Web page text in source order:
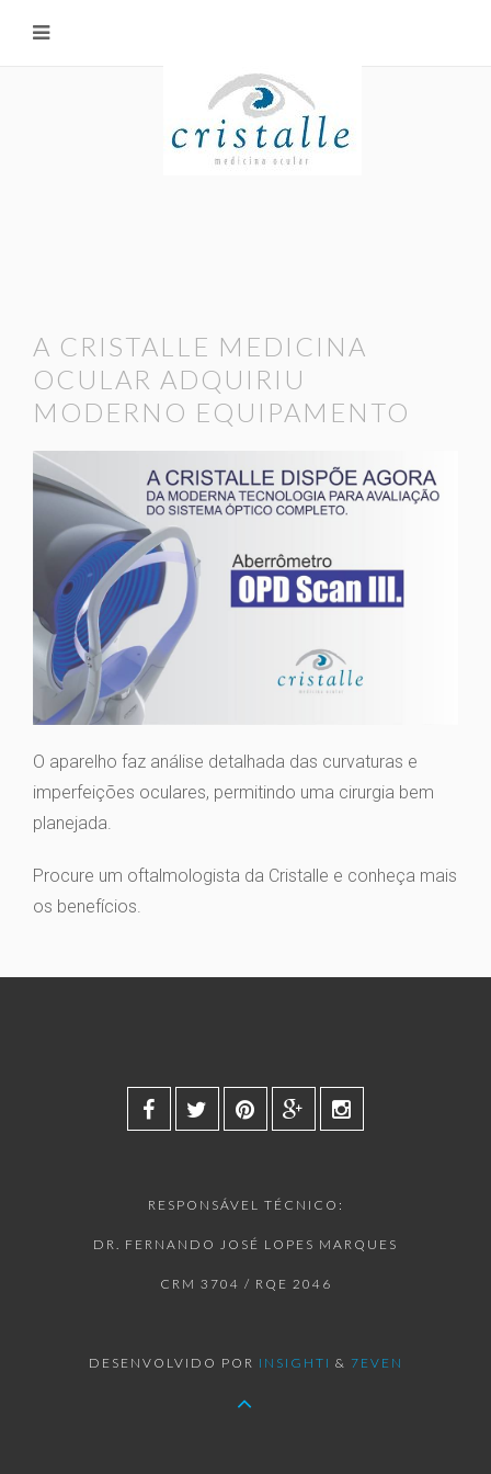
A CRISTALLE MEDICINA
OCULAR ADQUIRIU
MODERNO EQUIPAMENTO
O aparelho faz análise detalhada das curvaturas e
imperfeições oculares, permitindo uma cirurgia bem
planejada.
Procure um oftalmologista da Cristalle e conheça mais
os benefícios.
RESPONSÁVEL TÉCNICO:
DR. FERNANDO JOSÉ LOPES MARQUES
CRM 3704 / RQE 2046
DESENVOLVIDO POR INSIGHTI & 7EVEN